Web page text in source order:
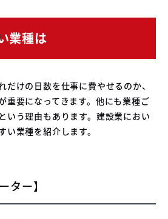
業種は
だけの日数を仕事に費やせるのか、
重要になってきます。他にも業種ご
いう理由もあります。建設業におい
い業種を紹介します。
ター】